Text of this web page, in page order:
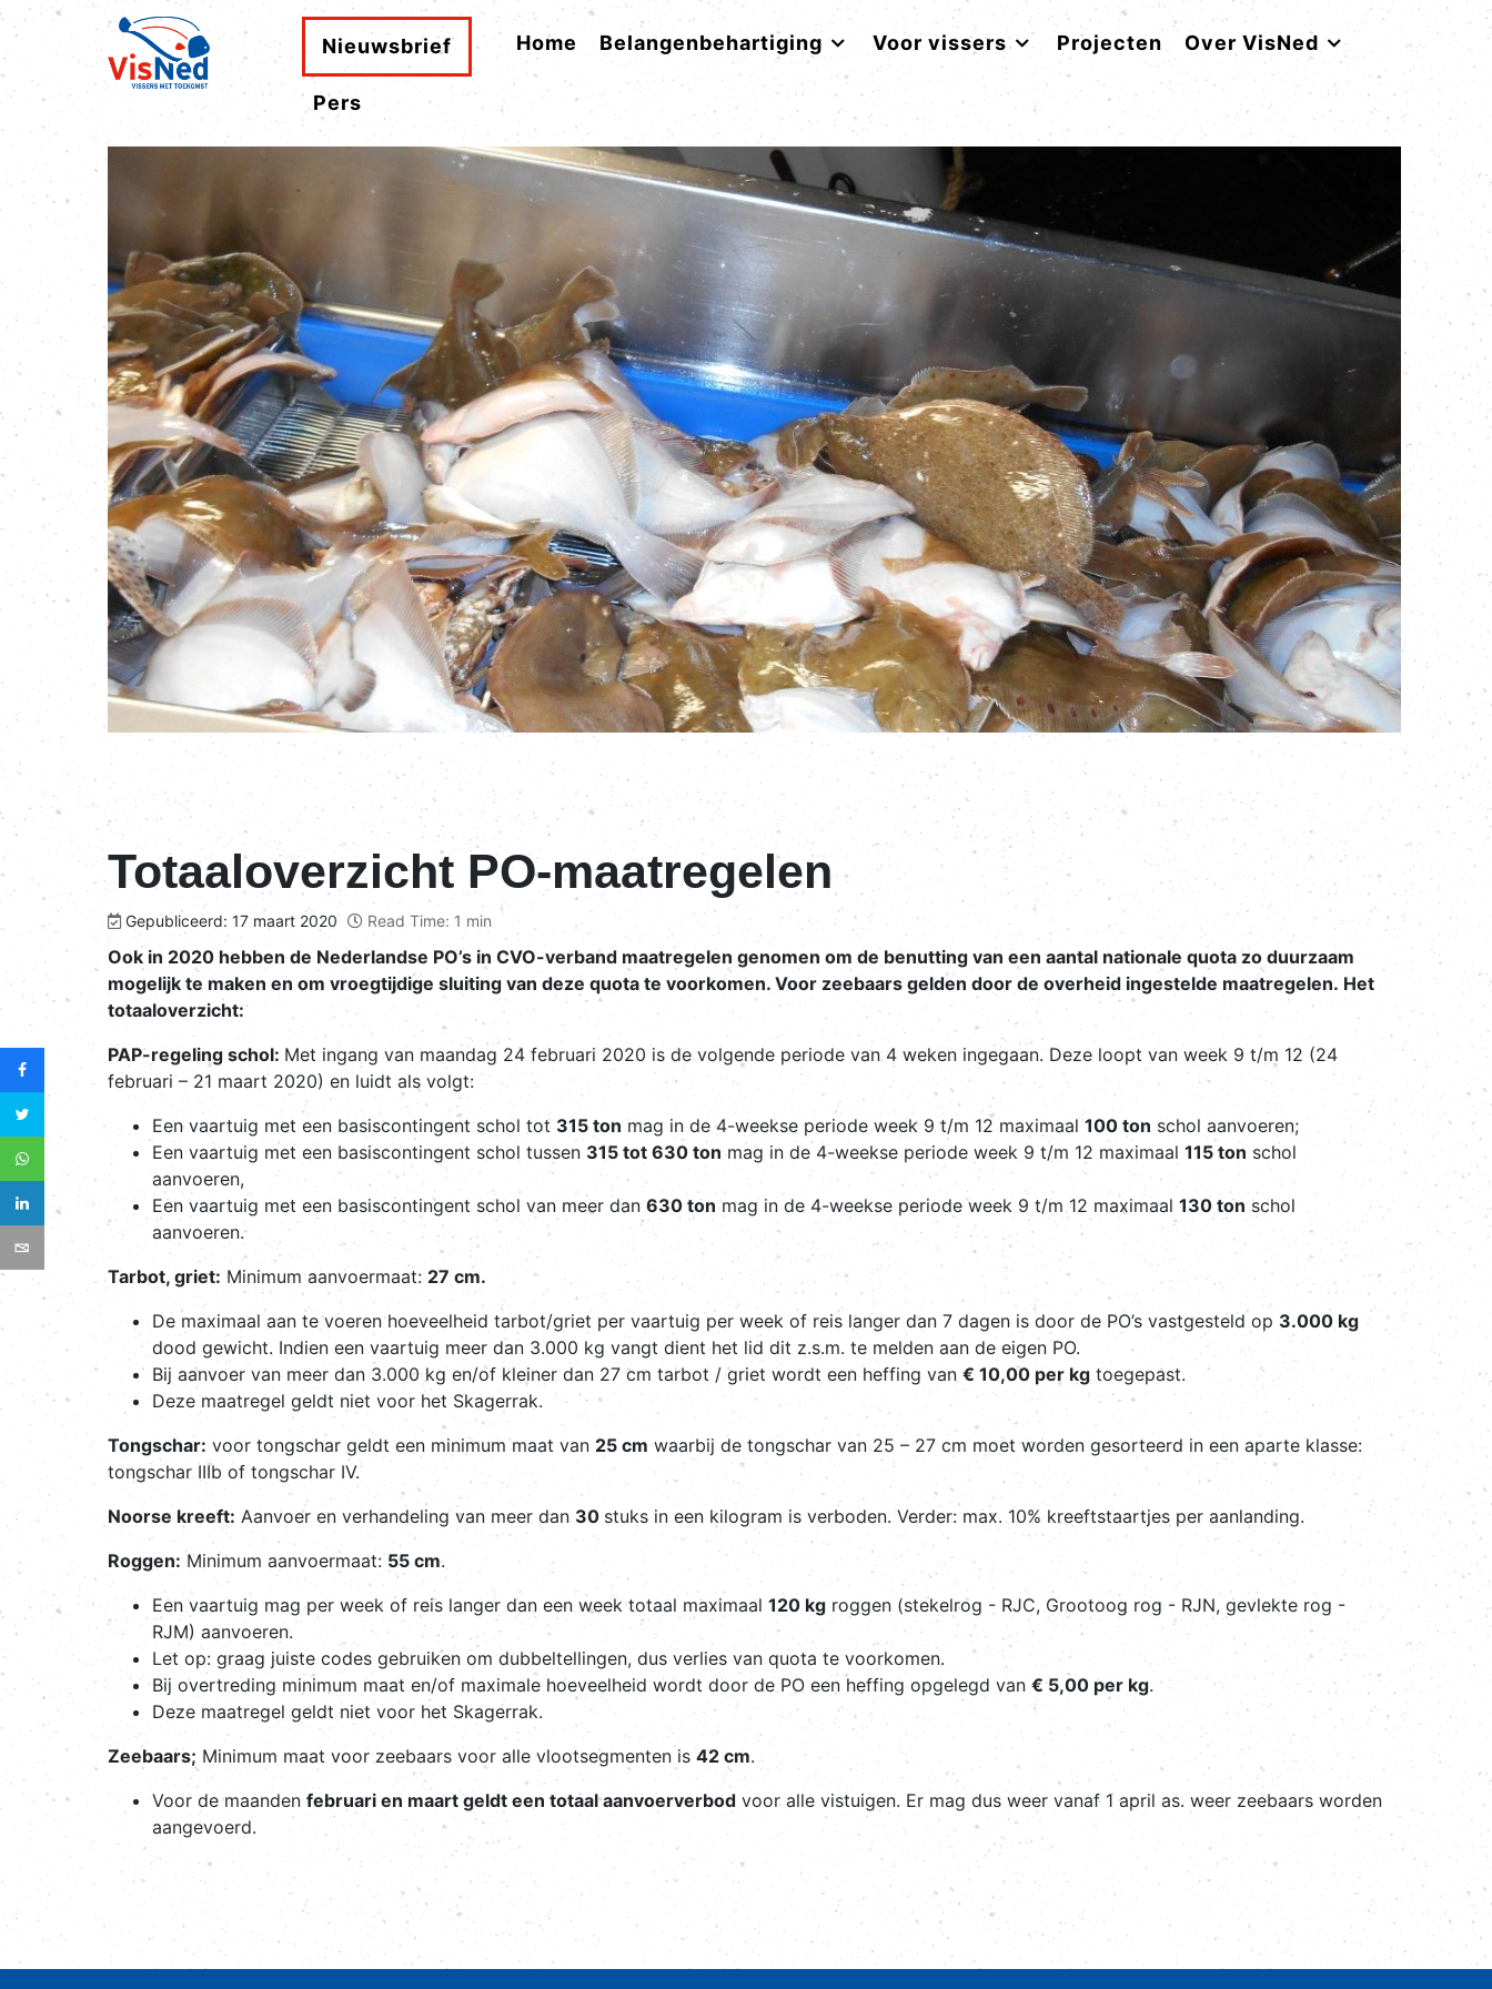
Nieuwsbrief Home Belangenbehartiging Voor vissers Projecten Over VisNed
Pers
Totaaloverzicht PO-maatregelen
Gepubliceerd: 17 maart 2020 Read Time: 1 min
Ook in 2020 hebben de Nederlandse PO’s in CVO-verband maatregelen genomen om de benutting van een aantal nationale quota zo duurzaam
mogelijk te maken en om vroegtijdige sluiting van deze quota te voorkomen. Voor zeebaars gelden door de overheid ingestelde maatregelen. Het
totaaloverzicht:
PAP-regeling schol: Met ingang van maandag 24 februari 2020 is de volgende periode van 4 weken ingegaan. Deze loopt van week 9 t/m 12 (24
februari – 21 maart 2020) en luidt als volgt:
Een vaartuig met een basiscontingent schol tot 315 ton mag in de 4-weekse periode week 9 t/m 12 maximaal100 ton schol aanvoeren;
Een vaartuig met een basiscontingent schol tussen 315 tot 630 ton mag in de 4-weekse periode week 9 t/m 12 maximaal 115 ton schol
aanvoeren,
Een vaartuig met een basiscontingent schol van meer dan 630 ton mag in de 4-weekse periode week 9 t/m 12 maximaal 130 tonschol
aanvoeren.
Tarbot, griet: Minimum aanvoermaat: 27 cm.
De maximaal aan te voeren hoeveelheid tarbot/griet per vaartuig per week of reis langer dan 7 dagen is door de PO’s vastgesteld op 3.000 kg
dood gewicht. Indien een vaartuig meer dan 3.000 kg vangt dient het lid dit z.s.m. te melden aan de eigen PO.
Bij aanvoer van meer dan 3.000 kg en/of kleiner dan 27 cm tarbot / griet wordt een heffing van € 10,00 per kg toegepast.
Deze maatregel geldt niet voor het Skagerrak.
Tongschar: voor tongschar geldt een minimum maat van 25 cmwaarbij de tongschar van 25 – 27 cm moet worden gesorteerd in een aparte klasse:
tongschar IIIb of tongschar IV.
Noorse kreeft: Aanvoer en verhandeling van meer dan 30 stuks in een kilogram is verboden. Verder: max. 10% kreeftstaartjes per aanlanding.
Roggen: Minimum aanvoermaat:55 cm.
Een vaartuig mag per week of reis langer dan een week totaal maximaal 120 kg roggen (stekelrog - RJC, Grootoog rog - RJN, gevlekte rog -
RJM) aanvoeren.
Let op: graag juiste codes gebruiken om dubbeltellingen, dus verlies van quota te voorkomen.
Bij overtreding minimum maat en/of maximale hoeveelheid wordt door de PO een heffing opgelegd van € 5,00 per kg.
Deze maatregel geldt niet voor het Skagerrak.
Zeebaars; Minimum maat voor zeebaars voor alle vlootsegmenten is 42 cm.
Voor de maanden februari en maart geldt een totaal aanvoerverbod voor alle vistuigen. Er mag dus weer vanaf 1 april as. weer zeebaars worden
aangevoerd.